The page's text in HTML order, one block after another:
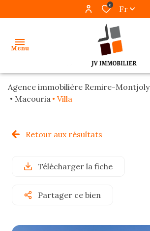
0 Fr
Menu
accueil
locations
gestion
neufs
Agence immobilière Remire-Montjoly
Macouria
Villa
Retour aux résultats
Télécharger la fiche
Partager ce bien